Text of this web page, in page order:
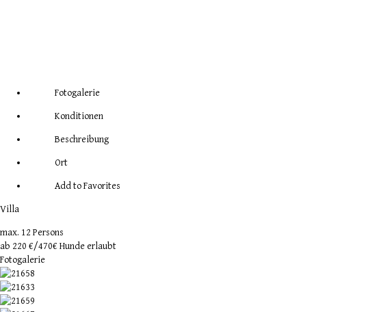
Fotogalerie
Konditionen
Beschreibung
Ort
Add to Favorites
Villa
max. 12 Persons
ab 220 €/470€ Hunde erlaubt
Fotogalerie